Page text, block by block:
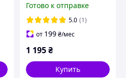
туристические для
спортивной ходьбы
PowerP 9105 Sisu Black
Готово к отправке
5.0 (1)
от 199₴/мес
1 195₴
Купить